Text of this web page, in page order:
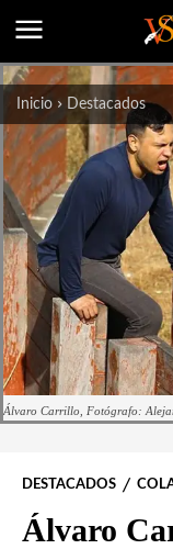
Inicio Destacados
Álvaro Carrillo, Fotógrafo:
DESTACADOS
Álvaro